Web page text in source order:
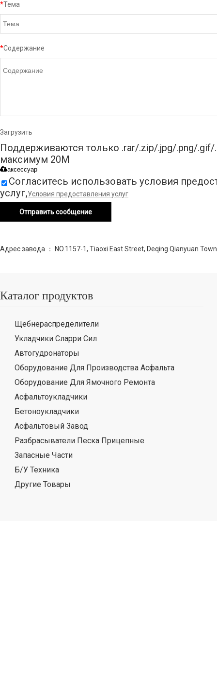
*Тема
*Содержание
Загрузить
Поддерживаются только .rar/.zip/.jpg/.png/.gif/
максимум 20M
аксессуар
Согласитесь использовать условия
услуг,Условия предоставления услуг
Отправить сообщение
Адрес завода ： NO.1157-1, Tiaoxi East Street, Deqing Qianyuan
Каталог продуктов
Щебнераспределители
Укладчики Сларри Сил
Автогудронаторы
Оборудование Для Производства Асфальта
Оборудование Для Ямочного Ремонта
Асфальтоукладчики
Бетоноукладчики
Асфальтовый Завод
Разбрасыватели Песка Прицепные
Запасные Части
Б/У Техника
Другие Товары